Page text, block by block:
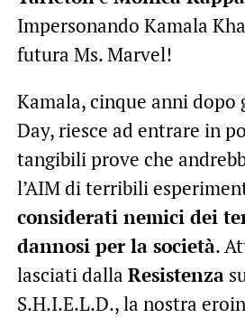
Impersonando Kamala
futura Ms. Marvel!
Kamala, cinque anni dopo
Day, riesce ad entrare in
tangibili prove che
l’AIM di terribili
considerati nemici dei
dannosi per la società.
lasciati dalla Resistenza
S.H.I.E.L.D., la nostra